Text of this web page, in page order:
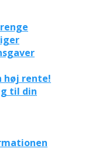
høj rente!
til din